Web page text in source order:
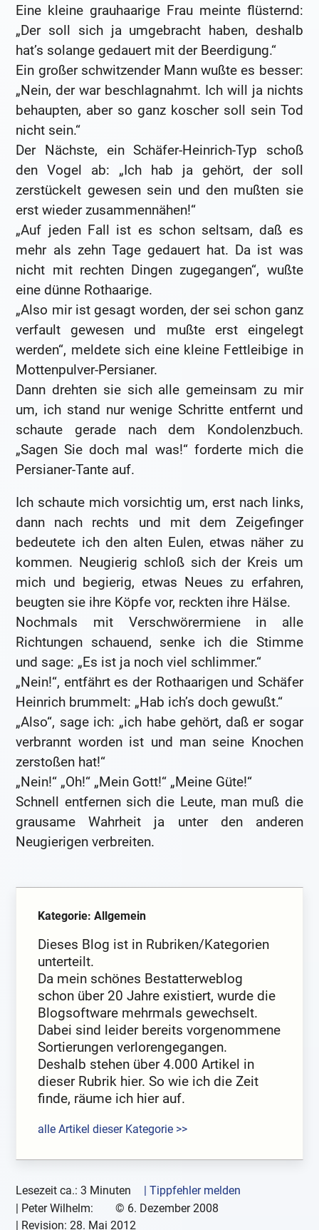
Eine kleine grauhaarige Frau meinte flüsternd:
„Der soll sich ja umgebracht haben, deshalb
hat’s solange gedauert mit der Beerdigung.“
Ein großer schwitzender Mann wußte es besser:
„Nein, der war beschlagnahmt. Ich will ja nichts
behaupten, aber so ganz koscher soll sein Tod
nicht sein.“
Der Nächste, ein Schäfer-Heinrich-Typ schoß
den Vogel ab: „Ich hab ja gehört, der soll
zerstückelt gewesen sein und den mußten sie
erst wieder zusammennähen!“
„Auf jeden Fall ist es schon seltsam, daß es
mehr als zehn Tage gedauert hat. Da ist was
nicht mit rechten Dingen zugegangen“, wußte
eine dünne Rothaarige.
„Also mir ist gesagt worden, der sei schon ganz
verfault gewesen und mußte erst eingelegt
werden“, meldete sich eine kleine Fettleibige in
Mottenpulver-Persianer.
Dann drehten sie sich alle gemeinsam zu mir
um, ich stand nur wenige Schritte entfernt und
schaute gerade nach dem Kondolenzbuch.
„Sagen Sie doch mal was!“ forderte mich die
Persianer-Tante auf.
Ich schaute mich vorsichtig um, erst nach links,
dann nach rechts und mit dem Zeigefinger
bedeutete ich den alten Eulen, etwas näher zu
kommen. Neugierig schloß sich der Kreis um
mich und begierig, etwas Neues zu erfahren,
beugten sie ihre Köpfe vor, reckten ihre Hälse.
Nochmals mit Verschwörermiene in alle
Richtungen schauend, senke ich die Stimme
und sage: „Es ist ja noch viel schlimmer.“
„Nein!“, entfährt es der Rothaarigen und Schäfer
Heinrich brummelt: „Hab ich’s doch gewußt.“
„Also“, sage ich: „ich habe gehört, daß er sogar
verbrannt worden ist und man seine Knochen
zerstoßen hat!“
„Nein!“ „Oh!“ „Mein Gott!“ „Meine Güte!“
Schnell entfernen sich die Leute, man muß die
grausame Wahrheit ja unter den anderen
Neugierigen verbreiten.
Kategorie: Allgemein
Dieses Blog ist in Rubriken/Kategorien
unterteilt.
Da mein schönes Bestatterweblog
schon über 20 Jahre existiert, wurde die
Blogsoftware mehrmals gewechselt.
Dabei sind leider bereits vorgenommene
Sortierungen verlorengegangen.
Deshalb stehen über 4.000 Artikel in
dieser Rubrik hier. So wie ich die Zeit
finde, räume ich hier auf.
alle Artikel dieser Kategorie >>
Lesezeit ca.: 3 Minuten
| Tippfehler melden
| Peter Wilhelm: © 6. Dezember 2008
| Revision:28. Mai 2012